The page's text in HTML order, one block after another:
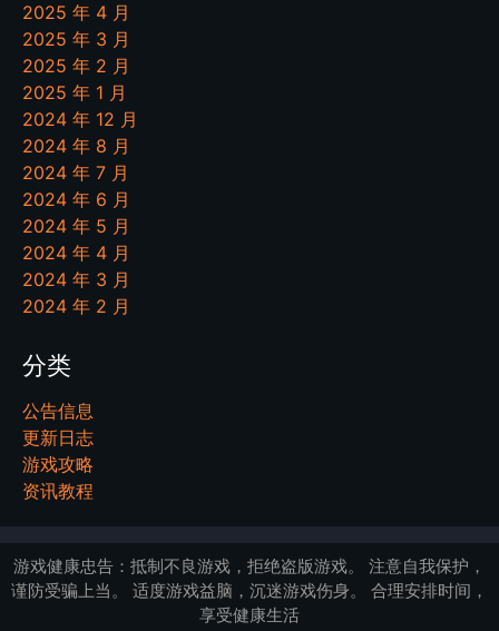
2025 年 4 月
2025 年 3 月
2025 年 2 月
2025 年 1 月
2024 年 12 月
2024 年 8 月
2024 年 7 月
2024 年 6 月
2024 年 5 月
2024 年 4 月
2024 年 3 月
2024 年 2 月
分类
公告信息
更新日志
游戏攻略
资讯教程
游戏健康忠告：抵制不良游戏，拒绝盗版游戏。 注意自我保护，
谨防受骗上当。 适度游戏益脑，沉迷游戏伤身。 合理安排时间，
享受健康生活